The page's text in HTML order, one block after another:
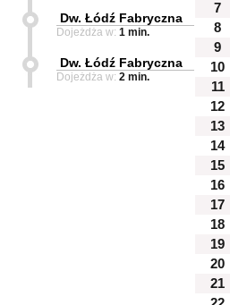
7
8
9
10
11
12
13
14
15
16
17
18
19
20
21
Dw. Łódź Fabryczna
Dojeżdża w: 1 min.
Dw. Łódź Fabryczna
Dojeżdża w: 2 min.